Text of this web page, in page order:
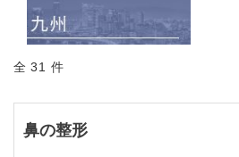
全 31 件
鼻の整形